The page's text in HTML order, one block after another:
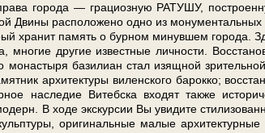
го­ро­да — гра­ци­оз­ную РАТУШУ,
Дви­ны рас­по­ло­же­но од­но из
хра­нит па­мять о бур­ном ми­нув­шем го­ро­да.
дру­гие из­вест­ные лич­но­сти.
ба­зи­ли­ан стал изящ­ной
ар­хи­тек­ту­ры ви­лен­ско­го ба­рок­ко;
на­сле­дие Ви­теб­ска вхо­дят так­же
В хо­де экс­кур­сии Вы уви­ди­те
ори­ги­наль­ные ма­лые